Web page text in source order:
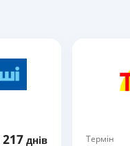
217 днів Термін